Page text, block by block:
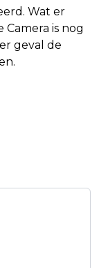
Wat er
is nog
geval de
JONG